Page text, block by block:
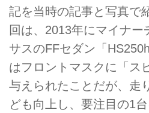
記を当時の記事と写真で
回は、2013年にマイナー
サスのFFセダン「
はフロントマスクに「ス
与えられたことだが、走
ども向上し、要注目の1